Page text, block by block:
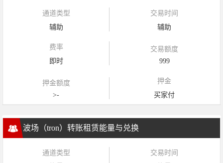
通道类型
辅助
交易时间
辅助
费率
即时
交易额度
999
押金额度
>-
押金
买家付
波场（tron）转账租赁能量与兑换
通道类型
交易时间